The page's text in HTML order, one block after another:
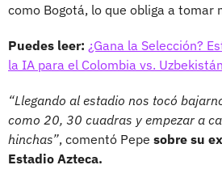
como Bogotá, lo que obliga a tomar
Puedes leer: ¿Gana la Selección?
la IA para el Colombia vs. Uzbekistán
“Llegando al estadio nos tocó
como 20, 30 cuadras y empezar a
hinchas”, comentó Pepe sobre su
Estadio Azteca.